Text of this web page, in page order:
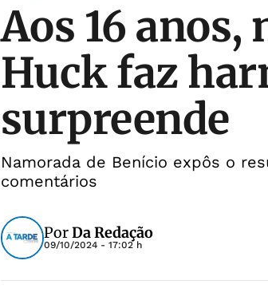
Aos 16 anos,
Huck faz
surpreende
Namorada de Benício expôs o
comentários
PorDa Redação
09/10/2024 - 17:02 h